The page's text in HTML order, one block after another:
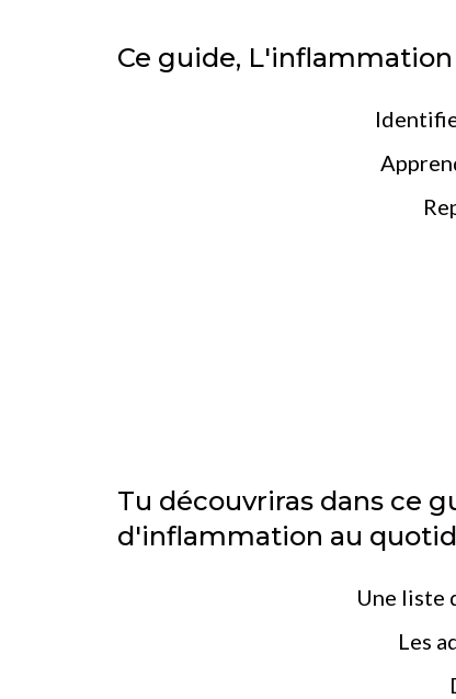
Ce guide,
Tu découvriras dans ce
d'inflammation au
Une liste
Les